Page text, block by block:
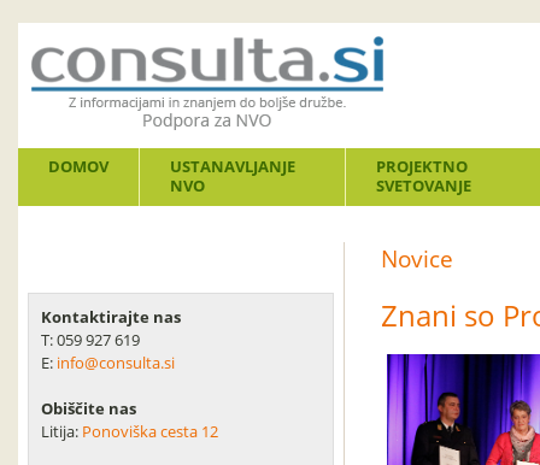
DOMOV
USTANAVLJANJE
NVO
PROJEKTNO
SVETOVANJE
Kontaktirajte nas
T: 059 927 619
E: info@consulta.si
Obiščite nas
Litija: Ponoviška cesta 12
Novice
Znani so